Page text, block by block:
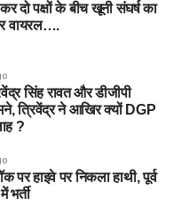
दो पक्षों के बीच खूनी संघर्ष का
वायरल….
सिंह रावत और डीजीपी
त्रिवेंद्र ने आखिर क्यों DGP
?
पर हाइवे पर निकला हाथी, पूर्व